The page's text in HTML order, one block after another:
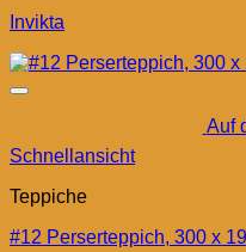
Invikta
Auf
Schnellansicht
Teppiche
#12 Perserteppich, 300 x